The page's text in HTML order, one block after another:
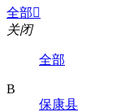
全部
关闭
全部
B
保康县